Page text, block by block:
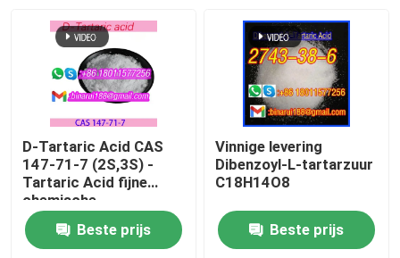
Over ons
Fabriekstocht
Kwaliteitscontrole
Vraag een offerte
D-Tartaric Acid CAS
147-71-7 (2S,3S) -
Tartaric Acid fijne
chemische
tussenproducten
Beste prijs
Vinnige levering
Dibenzoyl-L-tartarzuur
C18H14O8
Beste prijs